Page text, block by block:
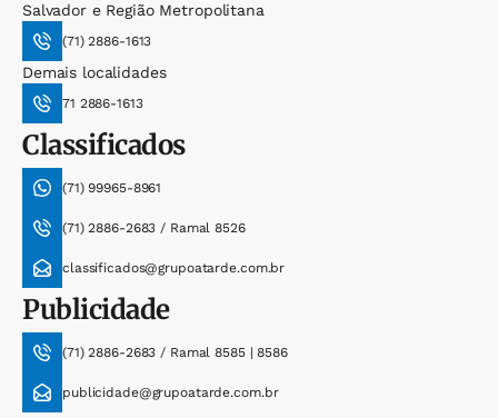
Salvador e Região Metropolitana
(71) 2886-1613
Demais localidades
71 2886-1613
Classificados
(71) 99965-8961
(71) 2886-2683 / Ramal 8526
classificados@grupoatarde.com.br
Publicidade
(71) 2886-2683 / Ramal 8585 | 8586
publicidade@grupoatarde.com.br